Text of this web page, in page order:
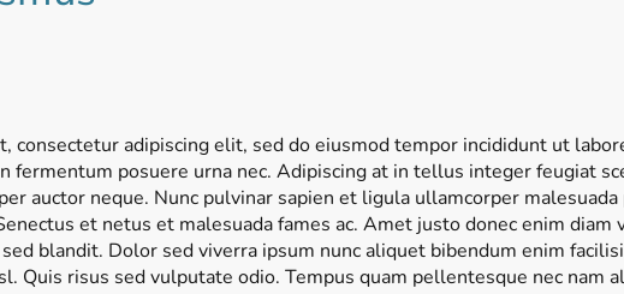
consectetur adipiscing elit, sed do eiusmod tempor incididunt ut
fermentum posuere urna nec. Adipiscing at in tellus integer feugiat
auctor neque. Nunc pulvinar sapien et ligula ullamcorper
et netus et malesuada fames ac. Amet justo donec enim
blandit. Dolor sed viverra ipsum nunc aliquet bibendum enim
Quis risus sed vulputate odio. Tempus quam pellentesque nec nam